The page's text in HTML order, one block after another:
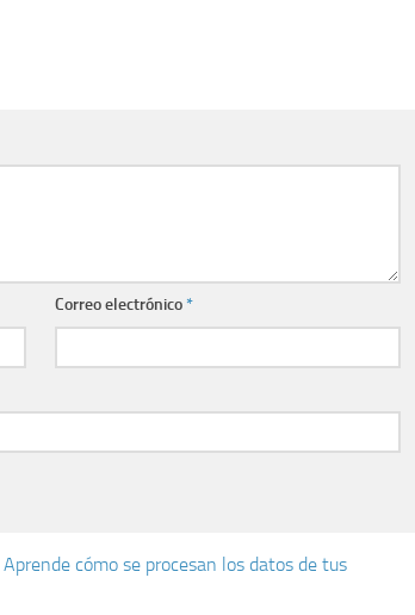
Correo electrónico*
Aprende cómo se procesan los datos de tus